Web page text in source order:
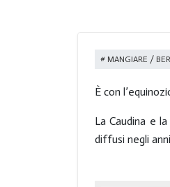
MANGIARE /
È con
La Caudina e
diffusi negli